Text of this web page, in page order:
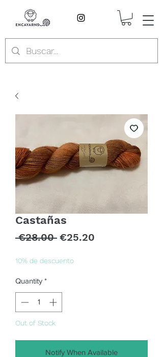
Castañas
€28.00 Regular
€25.20
10% de descuento
Quantity *
Out of Stock
Notify When Available